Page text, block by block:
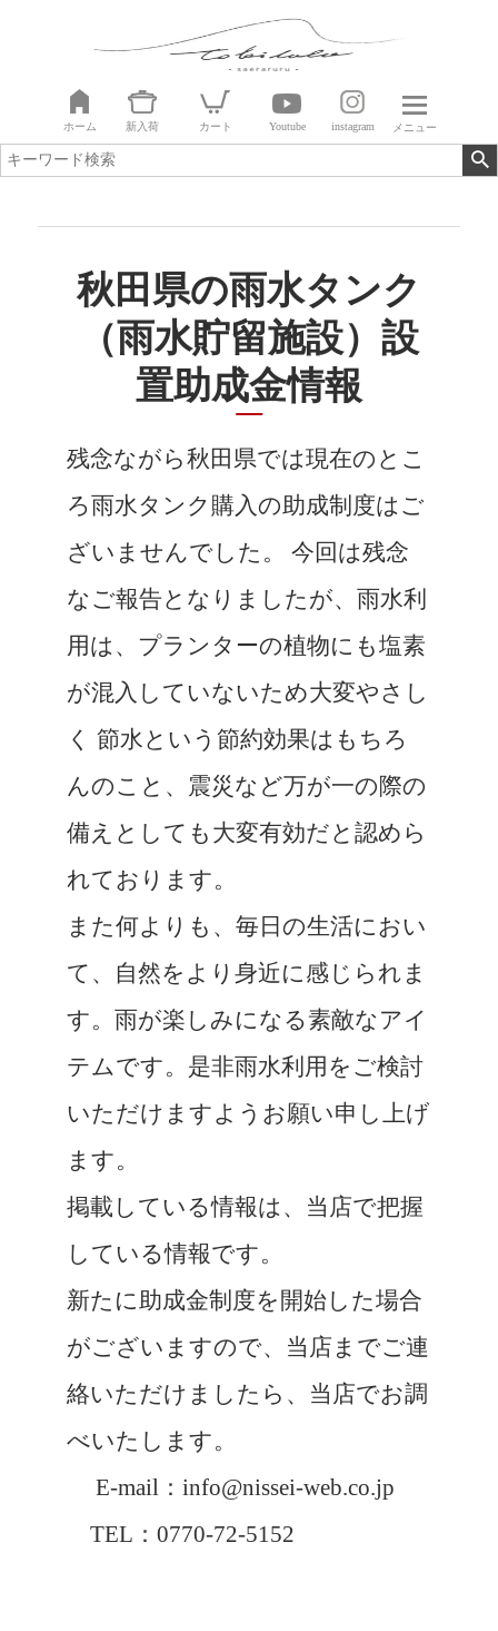
ホーム 新入荷 カート Youtube instagram メニュー
秋田県の雨水タンク
（雨水貯留施設）設
置助成金情報
残念ながら秋田県では現在のとこ
ろ雨水タンク購入の助成制度はご
ざいませんでした。 今回は残念
なご報告となりましたが、雨水利
用は、プランターの植物にも塩素
が混入していないため大変やさし
く 節水という節約効果はもちろ
んのこと、震災など万が一の際の
備えとしても大変有効だと認めら
れております。
また何よりも、毎日の生活におい
て、自然をより身近に感じられま
す。雨が楽しみになる素敵なアイ
テムです。是非雨水利用をご検討
いただけますようお願い申し上げ
ます。
掲載している情報は、当店で把握
している情報です。
新たに助成金制度を開始した場合
がございますので、当店までご連
絡いただけましたら、当店でお調
べいたします。
E-mail：info@nissei-web.co.jp
TEL：0770-72-5152